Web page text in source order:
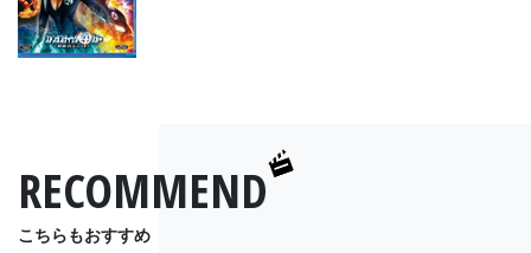
RECOMMEND
こちらもおすすめ